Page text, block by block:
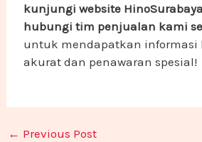
kunjungi website
hubungi tim penjualan kami
untuk mendapatkan informasi
akurat dan penawaran spesial!
← Previous Post